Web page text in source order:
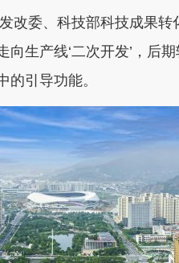
委、科技部科技成果转
生产线‘二次开发’，后
的引导功能。